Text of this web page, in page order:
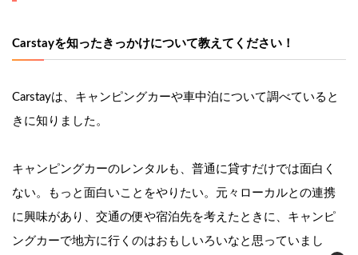
Carstayを知ったきっかけについて教えてください！
Carstayは、キャンピングカーや車中泊について調べていると
きに知りました。
キャンピングカーのレンタルも、普通に貸すだけでは面白く
ない。もっと面白いことをやりたい。元々ローカルとの連携
に興味があり、交通の便や宿泊先を考えたときに、キャンピ
ングカーで地方に行くのはおもしいろいなと思っていまし